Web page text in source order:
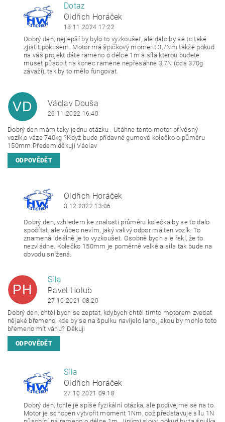
OH
Dotaz
Oldřich Horáček
18.11.2024 17:22
Dobrý den, nejlepší by bylo to vyzkoušet, ale dalo by se to také
zjistit pokusem. Motor má špičkový moment 3,7Nm takže pokud
na váš projekt dáte rameno o délce 1m a síla kterou budete
muset působit na konec ramene nepřesáhne 3,7N (cca 370g
závaží), tak by to mělo fungovat.
VD Václav Douša
26.11.2022 16:40
Dobrý den mám taky jednu otázku . Utáhne tento motor přívěsný
vozík,o váze 740kg ?Když bude přídavné gumové kolečko o půměru
150mm.Předem děkuji Václav
ODPOVĚDĚT
OH Oldřich Horáček
3.12.2022 13:06
Dobrý den, vzhledem ke znalosti průměru kolečka by se to dalo
spočítat, ale vůbec nevím, jaký valivýodpormá ten vozík. To
znamená ideálně je to vyzkoušet. Osobně bych ale řekl, že to
nezvládne. Kolečko 150mm je poměrně velké a síla tak bude na
obvodu snížená.
PH
Síla
Pavel Holub
27.10.2021 08:20
Dobrý den, chtěl bych se zeptat, kdybych chtěl tímto motorem zvedat
nějaké břemeno, kde by se na špulku navíjelo lano, jakou by mohlo toto
břemeno mít váhu? Děkuji
ODPOVĚDĚT
OH
Síla
Oldřich Horáček
27.10.2021 09:18
Dobrý den, tohle je spíše fyzikální otázka, ale podívejme se na to.
Motor je schopen vytvořit moment 1Nm, což představuje sílu 1N